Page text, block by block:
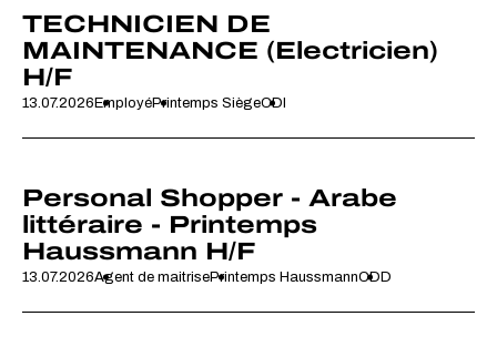
TECHNICIEN DE
MAINTENANCE (Electricien)
H/F
13.07.2026EmployéPrintemps SiègeCDI
Personal Shopper - Arabe
littéraire - Printemps
Haussmann H/F
13.07.2026Agent de maitrisePrintemps HaussmannCDD